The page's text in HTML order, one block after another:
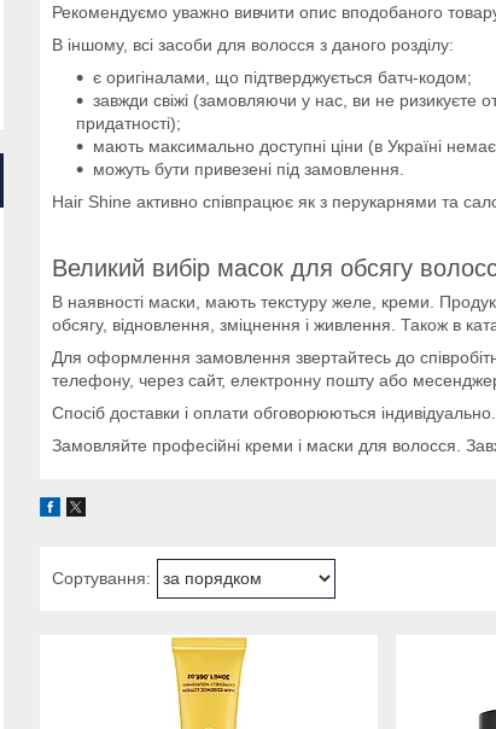
Рекомендуємо уважно вивчити опис вподобаного
В іншому, всі засоби для волосся з даного розділу:
є оригіналами, що підтверджується батч-кодом;
завжди свіжі (замовляючи у нас, ви не ризикуєте
придатності);
мають максимально доступні ціни (в Україні немає
можуть бути привезені під замовлення.
Наіг Shine активно співпрацює як з перукарнями та
Великий вибір масок для обсягу
В наявності маски, мають текстуру желе, креми.
обсягу, відновлення, зміцнення і живлення. Також в
Для оформлення замовлення звертайтесь до
телефону, через сайт, електронну пошту або
Спосіб доставки і оплати обговорюються
Замовляйте професійні креми і маски для волосся.